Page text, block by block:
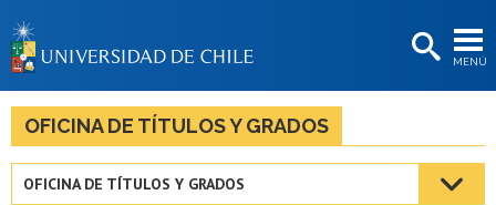
MENÚ
BIBLIOTECAS
LA UNIVERSIDAD
OFICINA DE TÍTULOS Y GRADOS
OFICINA DE TÍTULOS Y GRADOS